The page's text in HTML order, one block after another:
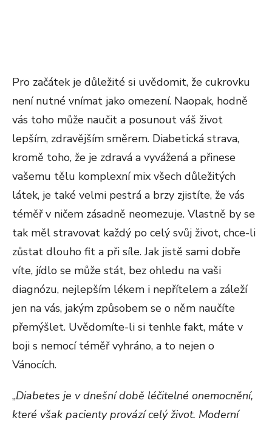
Pro začátek je důležité si uvědomit, že cukrovku
není nutné vnímat jako omezení. Naopak, hodně
vás toho může naučit a posunout váš život
lepším, zdravějším směrem. Diabetická strava,
kromě toho, že je zdravá a vyvážená a přinese
vašemu tělu komplexní mix všech důležitých
látek, je také velmi pestrá a brzy zjistíte, že vás
téměř v ničem zásadně neomezuje. Vlastně by se
tak měl stravovat každý po celý svůj život, chce-li
zůstat dlouho fit a při síle. Jak jistě sami dobře
víte, jídlo se může stát, bez ohledu na vaši
diagnózu, nejlepším lékem i nepřítelem a záleží
jen na vás, jakým způsobem se o něm naučíte
přemýšlet. Uvědomíte-li si tenhle fakt, máte v
boji s nemocí téměř vyhráno, a to nejen o
Vánocích.
„Diabetes je v dnešní době léčitelné onemocnění,
které však pacienty provází celý život. Moderní